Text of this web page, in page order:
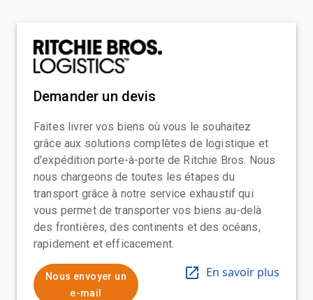
Demander un devis
Faites livrer vos biens où vous le souhaitez
grâce aux solutions complètes de logistique et
d'expédition porte-à-porte de Ritchie Bros. Nous
nous chargeons de toutes les étapes du
transport grâce à notre service exhaustif qui
vous permet de transporter vos biens au-delà
des frontières, des continents et des océans,
rapidement et efficacement.
Nous envoyer un
e-mail
En savoir plus